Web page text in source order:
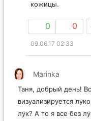
кожицы.
0 0
09.06.17 02:33
Marinka
Таня, добрый день!
визуализируется
лук? А то я все без